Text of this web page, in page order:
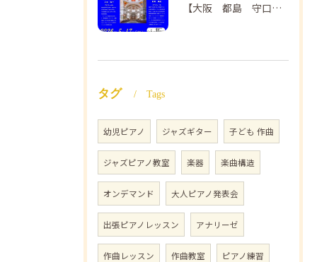
【大阪 都島 守口】ヴァイオリン教室❣️NAOMIミュージックスクール🎵ヴァイオリン講師 上田哲子先生のコンサートのご案内❗️
タグ Tags
幼児ピアノ ジャズギター 子ども 作曲
ジャズピアノ教室 楽器 楽曲構造
オンデマンド 大人ピアノ発表会
出張ピアノレッスン アナリーゼ
作曲レッスン 作曲教室 ピアノ練習